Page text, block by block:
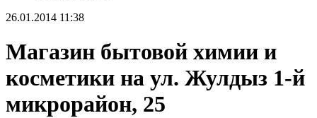
26.01.2014 11:38
Магазин бытовой химии и
косметики на ул. Жулдыз 1-й
микрорайон, 25